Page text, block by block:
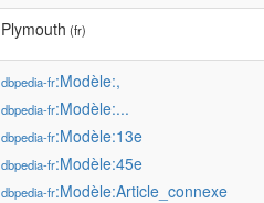
Plymouth (fr)
dbpedia-fr:Modèle:,
dbpedia-fr:Modèle:...
dbpedia-fr:Modèle:13e
dbpedia-fr:Modèle:45e
dbpedia-fr:Modèle:Article_connexe